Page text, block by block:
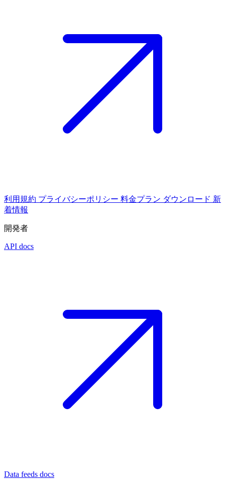
利用規約 プライバシーポリシー 料金プラン ダウンロード 新
着情報
開発者
API docs
Data feeds docs